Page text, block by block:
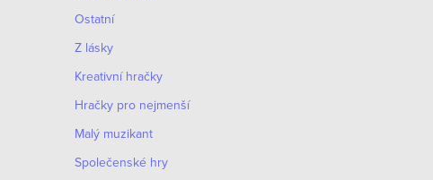
Ostatní
Z lásky
Kreativní hračky
Hračky pro nejmenší
Malý muzikant
Společenské hry